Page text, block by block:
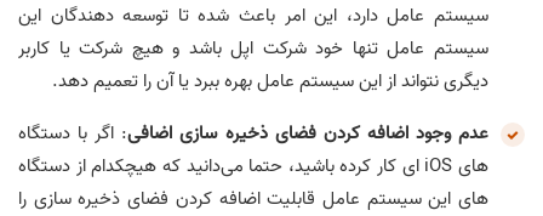
سیستم عامل دارد، این امر باعث شده تا توسعه دهندگان این
سیستم عامل تنها خود شرکت اپل باشد و هیچ شرکت یا کاربر
دیگری نتواند از این سیستم عامل بهره ببرد یا آن را تعمیم دهد.
عدم وجود اضافه کردن فضای ذخیره سازی اضافی: اگر با دستگاه
های iOS ای کار کرده باشید، حتما می‌دانید که هیچکدام از دستگاه
های این سیستم عامل قابلیت اضافه کردن فضای ذخیره سازی را